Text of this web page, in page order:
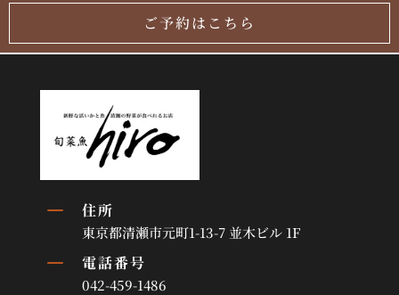
ご予約はこちら
K 住所
東京都清瀬市元町1-13-7 並木ビル 1F
K 電話番号
042-459-1486